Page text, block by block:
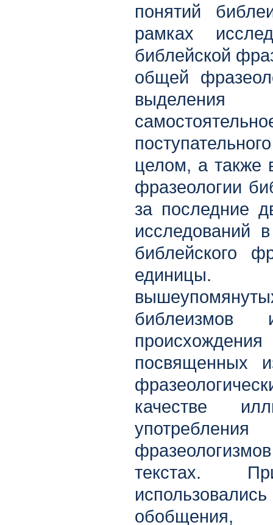
понятий
рамках
библейской
общей
выделения
целом, а также
фразеологии
за последние
исследований
библейского
единицы.
библеизмов
посвященных
качестве
текстах.
обобщения,